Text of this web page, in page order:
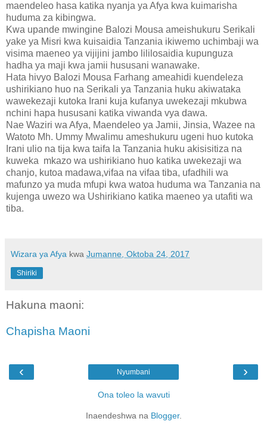
maendeleo hasa katika nyanja ya Afya kwa kuimarisha
huduma za kibingwa.
Kwa upande mwingine Balozi Mousa ameishukuru Serikali
yake ya Misri kwa kuisaidia Tanzania ikiwemo uchimbaji wa
visima maeneo ya vijijini jambo lililosaidia kupunguza
hadha ya maji kwa jamii hususani wanawake.
Hata hivyo Balozi Mousa Farhang ameahidi kuendeleza
ushirikiano huo na Serikali ya Tanzania huku akiwataka
wawekezaji kutoka Irani kuja kufanya uwekezaji mkubwa
nchini hapa hususani katika viwanda vya dawa.
Nae Waziri wa Afya, Maendeleo ya Jamii, Jinsia, Wazee na
Watoto Mh. Ummy Mwalimu ameshukuru ugeni huo kutoka
Irani ulio na tija kwa taifa la Tanzania huku akisisitiza na
kuweka mkazo wa ushirikiano huo katika uwekezaji wa
chanjo, kutoa madawa,vifaa na vifaa tiba, ufadhili wa
mafunzo ya muda mfupi kwa watoa huduma wa Tanzania na
kujenga uwezo wa Ushirikiano katika maeneo ya utafiti wa
tiba.
Wizara ya Afya kwa Jumanne, Oktoba 24, 2017
Shiriki
Hakuna maoni:
Chapisha Maoni
‹ ›
Nyumbani
Ona toleo la wavuti
Inaendeshwa na Blogger.